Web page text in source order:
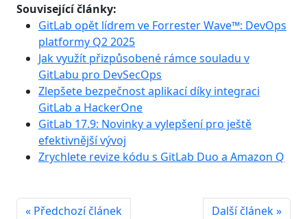
Související články:
GitLab opět lídrem ve Forrester Wave™: DevOps
platformy Q2 2025
Jak využít přizpůsobené rámce souladu v
GitLabu pro DevSecOps
Zlepšete bezpečnost aplikací díky integraci
GitLab a HackerOne
GitLab 17.9: Novinky a vylepšení pro ještě
efektivnější vývoj
Zrychlete revize kódu s GitLab Duo a Amazon Q
« Předchozí článek Další článek »